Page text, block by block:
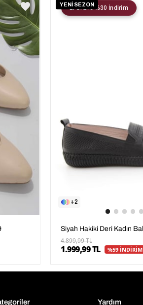
YENİ SEZON
2
4.899,99 TL
1.999,99 TL %59 İNDİRİM
2. Ürüne %30 İndirim
Yardım